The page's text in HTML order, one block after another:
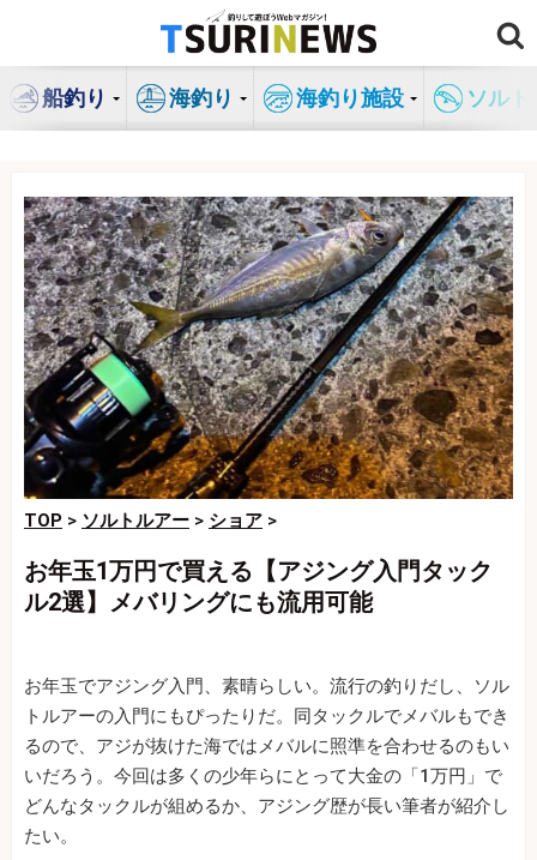
ン
船釣り 海釣り 海釣り施設 ソル
TOP > ソルトルアー > ショア >
お年玉1万円で買える【アジング入門タック
ル2選】メバリングにも流用可能
お年玉でアジング入門、素晴らしい。流行の釣りだし、ソル
トルアーの入門にもぴったりだ。同タックルでメバルもでき
るので、アジが抜けた海ではメバルに照準を合わせるのもい
いだろう。今回は多くの少年らにとって大金の「1万円」で
どんなタックルが組めるか、アジング歴が長い筆者が紹介し
たい。